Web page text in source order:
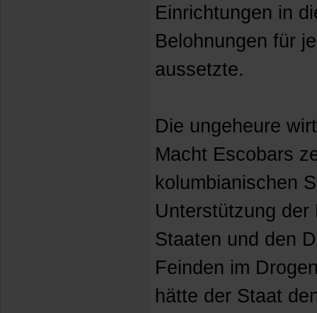
Einrichtungen in
Belohnungen für
aussetzte.
Die ungeheure
Macht Escobars
kolumbianischen
Unterstützung der
Staaten und den
Feinden im
hätte der Staat